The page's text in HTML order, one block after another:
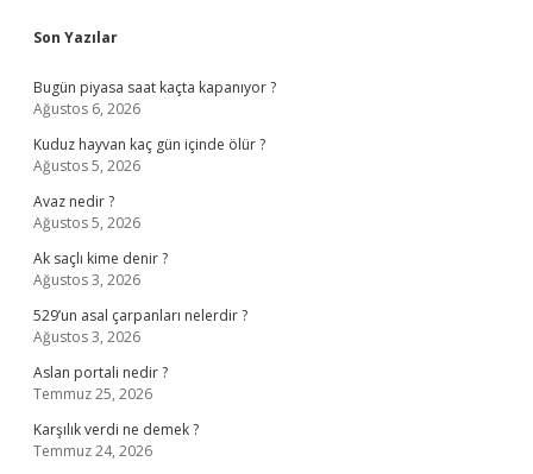
Sidebar
Son Yazılar
Bugün piyasa saat kaçta kapanıyor ?
Ağustos 6, 2026
Kuduz hayvan kaç gün içinde ölür ?
Ağustos 5, 2026
Avaz nedir ?
Ağustos 5, 2026
Ak saçlı kime denir ?
Ağustos 3, 2026
529’un asal çarpanları nelerdir ?
Ağustos 3, 2026
Aslan portali nedir ?
Temmuz 25, 2026
Karşılık verdi ne demek ?
Temmuz 24, 2026